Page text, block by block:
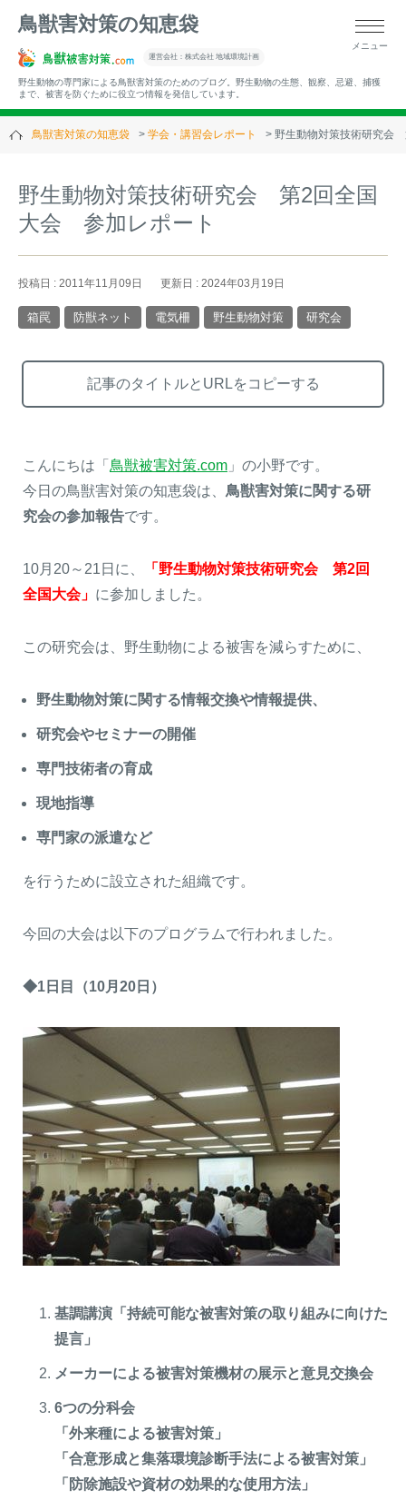
鳥獣害対策の知恵袋
運営会社：株式会社 地域環境計画
野生動物の専門家による鳥獣害対策のためのブログ。野生動物の生態、観察、忌避、捕獲
まで、被害を防ぐために役立つ情報を発信しています。
メニュー
▼キーワードから記事を探す
▼過去の記事
熊出没地域の対策法！安全な
アウトドアライフを送るため
ハクビシン対策の決定版「ハ
お問い合わせ
閉じる
鳥獣害対策の知恵袋 学会・講習会レポート 野生動物対策技術研究
野生動物対策技術研究会 第2回全国
大会 参加レポート
投稿日 : 2011年11月09日 更新日 : 2024年03月19日
箱罠 防獣ネット 電気柵 野生動物対策 研究会
記事のタイトルとURLをコピーする
こんにちは「 鳥獣被害対策.com 」の小野です。
今日の鳥獣害対策の知恵袋は、 鳥獣害対策に関する研
究会の参加報告です。
10月20～21日に、
「野生動物対策技術研究会 第2回
全国大会」 に参加しました。
この研究会は、野生動物による被害を減らすために、
野生動物対策に関する情報交換や情報提供、
研究会やセミナーの開催
専門技術者の育成
現地指導
専門家の派遣など
を行うために設立された組織です。
今回の大会は以下のプログラムで行われました。
◆1日目（10月20日）
基調講演「持続可能な被害対策の取り組みに向けた
提言」
メーカーによる被害対策機材の展示と意見交換会
6つの分科会
「外来種による被害対策」
「合意形成と集落環境診断手法による被害対策」
「防除施設や資材の効果的な使用方法」